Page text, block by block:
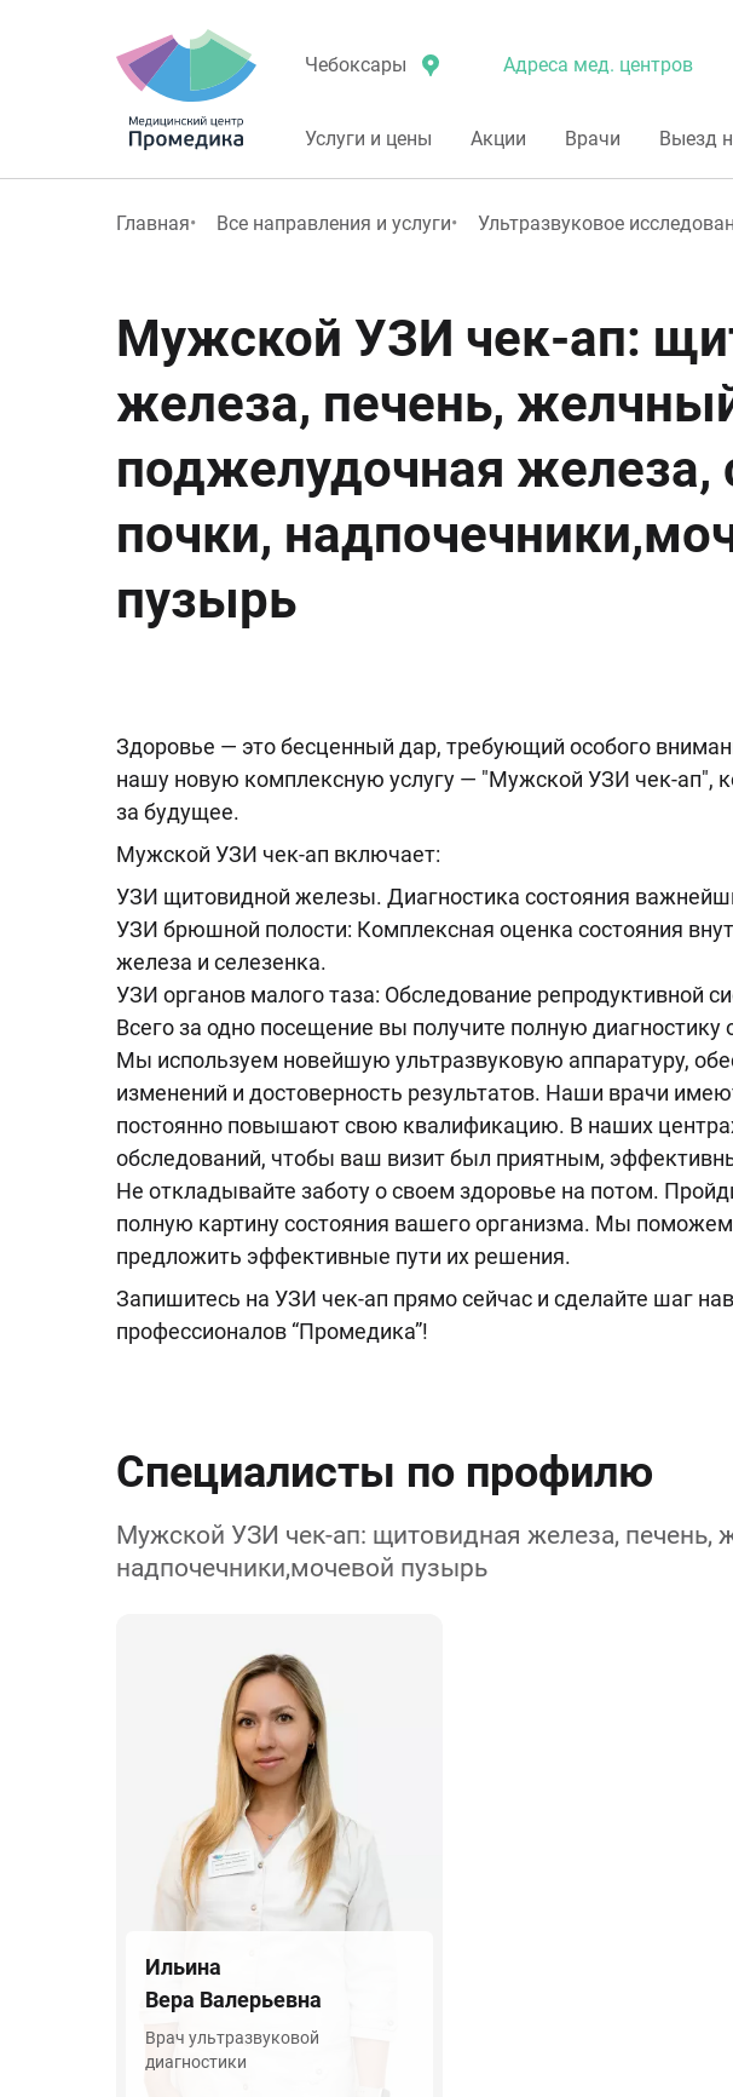
Чебоксары Адреса мед. центров
Услуги и цены Акции Врачи Выезд
Главная Все направления и услуги Ультразвуковое
Мужской УЗИ чек-ап:
железа, печень,
поджелудочная железа,
почки,
пузырь
Здоровье — это бесценный дар, требующий особого
нашу новую комплексную услугу — "Мужской УЗИ чек-ап",
за будущее.
Мужской УЗИ чек-ап включает:
УЗИ щитовидной железы. Диагностика состояния
УЗИ брюшной полости: Комплексная оценка состояния
железа и селезенка.
УЗИ органов малого таза: Обследование репродуктивной
Всего за одно посещение вы получите полную
Мы используем новейшую ультразвуковую аппаратуру,
изменений и достоверность результатов. Наши врачи
постоянно повышают свою квалификацию. В наших
обследований, чтобы ваш визит был приятным,
Не откладывайте заботу о своем здоровье на потом.
полную картину состояния вашего организма. Мы
предложить эффективные пути их решения.
Запишитесь на УЗИ чек-ап прямо сейчас и сделайте шаг
профессионалов “Промедика”!
Специалисты по профилю
Мужской УЗИ чек-ап: щитовидная железа, печень,
надпочечники,мочевой пузырь
Ильина
Вера Валерьевна
Врач ультразвуковой
диагностики